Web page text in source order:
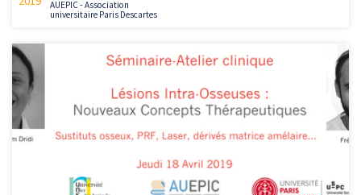
AUEPIC - Association
universitaire Paris Descartes